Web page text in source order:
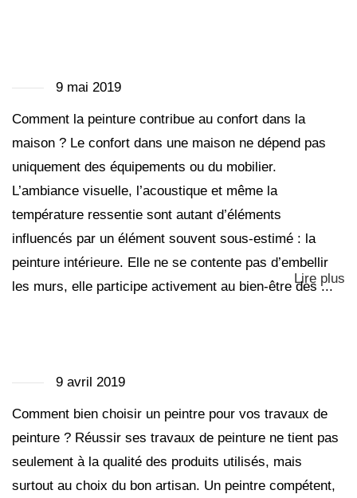
9 mai 2019
Comment la peinture contribue au confort dans la
maison ? Le confort dans une maison ne dépend pas
uniquement des équipements ou du mobilier.
L’ambiance visuelle, l’acoustique et même la
température ressentie sont autant d’éléments
influencés par un élément souvent sous-estimé : la
peinture intérieure. Elle ne se contente pas d’embellir
les murs, elle participe activement au bien-être des ...
Lire plus
9 avril 2019
Comment bien choisir un peintre pour vos travaux de
peinture ? Réussir ses travaux de peinture ne tient pas
seulement à la qualité des produits utilisés, mais
surtout au choix du bon artisan. Un peintre compétent,